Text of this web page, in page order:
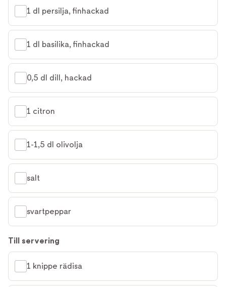
1 dl persilja, finhackad
1 dl basilika, finhackad
0,5 dl dill, hackad
1 citron
1-1,5 dl olivolja
salt
svartpeppar
Till servering
1 knippe rädisa